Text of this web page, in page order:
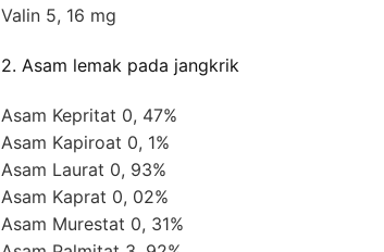
Valin 5, 16 mg
2. Asam lemak pada jangkrik
Asam Kepritat 0, 47%
Asam Kapiroat 0, 1%
Asam Laurat 0, 93%
Asam Kaprat 0, 02%
Asam Murestat 0, 31%